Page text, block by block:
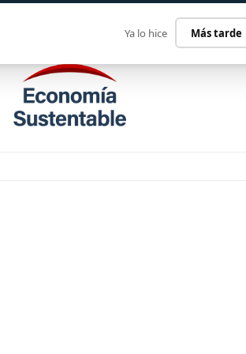
Ya lo hice Más tarde